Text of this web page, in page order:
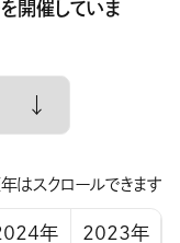
開催していま
はスクロールできます
年 2023年